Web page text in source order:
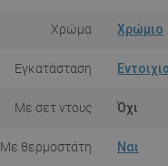
Χρώμα Χρώμιο
Εγκατάσταση
Με σετ ντους Όχι
Με θερμοστάτη Ναι